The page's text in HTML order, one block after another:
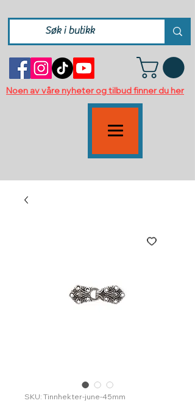
Noen av våre nyheter og tilbud finner du her
SKU: Tinnhekter-june-45mm